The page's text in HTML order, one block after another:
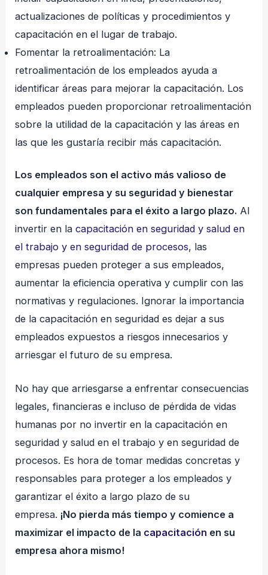
actualizaciones de políticas y procedimientos y
capacitación en el lugar de trabajo.
Fomentar la retroalimentación: La
retroalimentación de los empleados ayuda a
identificar áreas para mejorar la capacitación. Los
empleados pueden proporcionar retroalimentación
sobre la utilidad de la capacitación y las áreas en
las que les gustaría recibir más capacitación.
Los empleados son el activo más valioso de
cualquier empresa y su seguridad y bienestar
son fundamentales para el éxito a largo plazo. Al
invertir en lacapacitación en seguridad y salud en
el trabajo y en seguridad de procesos, las
empresas pueden proteger a sus empleados,
aumentar la eficiencia operativa y cumplir con las
normativas y regulaciones. Ignorar la importancia
de la capacitación en seguridad es dejar a sus
empleados expuestos a riesgos innecesarios y
arriesgar el futuro de su empresa.
No hay que arriesgarse a enfrentar consecuencias
legales, financieras e incluso de pérdida de vidas
humanas por no invertir en la capacitación en
seguridad y salud en el trabajo y en seguridad de
procesos. Es hora de tomar medidas concretas y
responsables para proteger a los empleados y
garantizar el éxito a largo plazo de su
empresa. ¡No pierda más tiempo y comience a
maximizar el impacto de la capacitación en su
empresa ahora mismo!